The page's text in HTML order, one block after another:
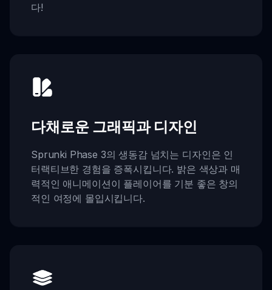
다!
다채로운 그래픽과 디자인
Sprunki Phase 3의 생동감 넘치는 디자인은 인
터랙티브한 경험을 증폭시킵니다. 밝은 색상과 매
력적인 애니메이션이 플레이어를 기분 좋은 창의
적인 여정에 몰입시킵니다.